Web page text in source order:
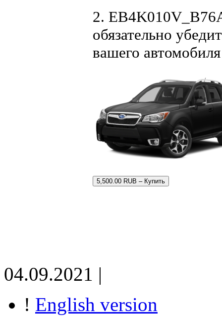
2.
обязательно
вашего автомобиля
5,500.00 RUB – Купить
04.09.2021 |
! English version